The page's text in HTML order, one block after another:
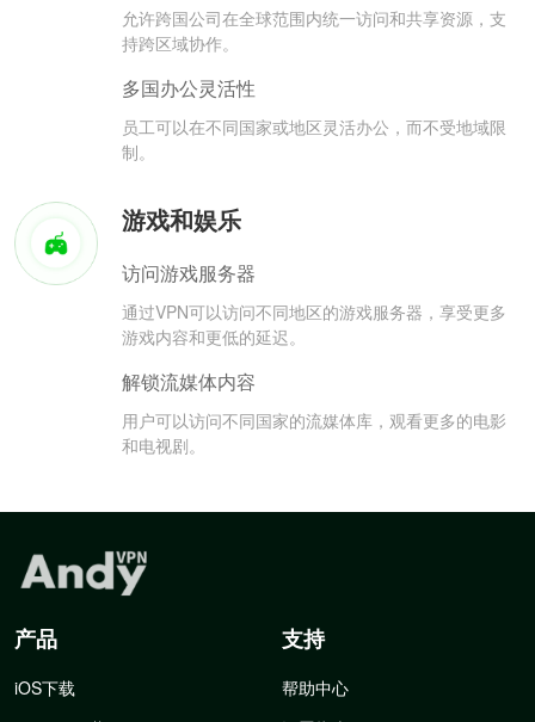
允许跨国公司在全球范围内统一访问和共享资源，支
持跨区域协作。
多国办公灵活性
员工可以在不同国家或地区灵活办公，而不受地域限
制。
游戏和娱乐
访问游戏服务器
通过VPN可以访问不同地区的游戏服务器，享受更多
游戏内容和更低的延迟。
解锁流媒体内容
用户可以访问不同国家的流媒体库，观看更多的电影
和电视剧。
产品
iOS下载
支持
帮助中心